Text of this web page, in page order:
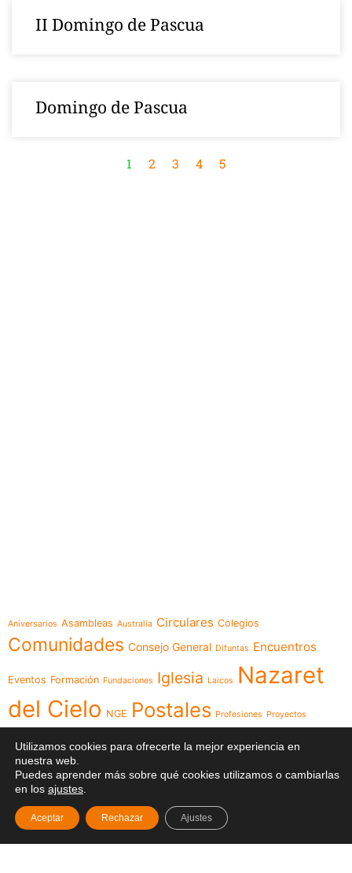
II Domingo de Pascua
Domingo de Pascua
1 2 3 4 5
Aniversarios Asambleas Australia Circulares Colegios
Comunidades Consejo General Difuntas Encuentros
Eventos Formación Fundaciones Iglesia Laicos
Nazaret
del Cielo NGE Postales Profesiones Proyectos
Recursos Red Religiosas Reuniones Videos
VisitaVisita Canónica XXIII Capítulo
General
Menú
Utilizamos cookies para ofrecerte la mejor experiencia en
nuestra web.
Puedes aprender más sobre qué cookies utilizamos o cambiarlas
en los ajustes
Aceptar Rechazar Ajustes